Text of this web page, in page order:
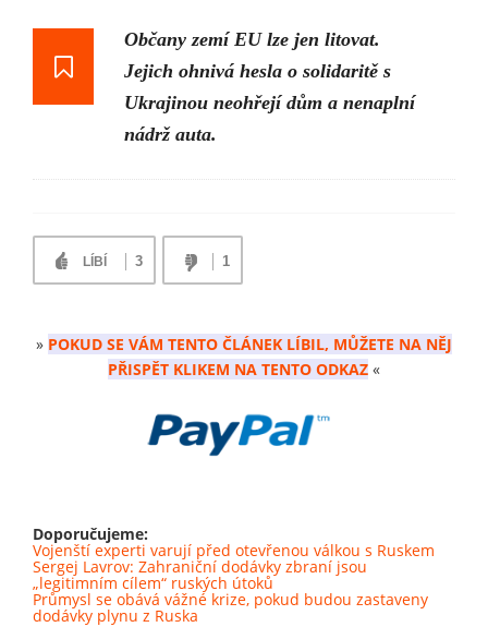
Občany zemí EU lze jen litovat.
Jejich ohnivá hesla o solidaritě s
Ukrajinou neohřejí dům a nenaplní
nádrž auta.
LÍBÍ 3 1
» POKUD SE VÁM TENTO ČLÁNEK LÍBIL, MŮŽETE NA NĚJ
PŘISPĚT KLIKEM NA TENTO ODKAZ «
Doporučujeme:
Vojenští experti varují před otevřenou válkou s Ruskem
Sergej Lavrov: Zahraniční dodávky zbraní jsou
„legitimním cílem“ ruských útoků
Průmysl se obává vážné krize, pokud budou zastaveny
dodávky plynu z Ruska